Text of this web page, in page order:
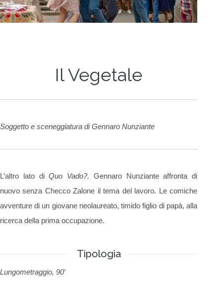
Il Vegetale
Soggetto e sceneggiatura di Gennaro Nunziante
L’altro lato diQuo Vado?. Gennaro Nunziante affronta di
nuovo senza Checco Zalone il tema del lavoro. Le comiche
avventure di un giovane neolaureato, timido figlio di papà, alla
ricerca della prima occupazione.
Tipologia
Lungometraggio, 90′